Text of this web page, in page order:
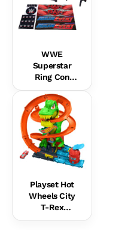
in Scala Da
18 Cm
WWE
Superstar
Ring Con
Etichette Per
Main Event E
Raw, Tappeto
Del Ring
Molleggiato E
Corde Del
Ring
Elastiche Pro
Tension
Playset Hot
Wheels City
T-Rex
Battaglia